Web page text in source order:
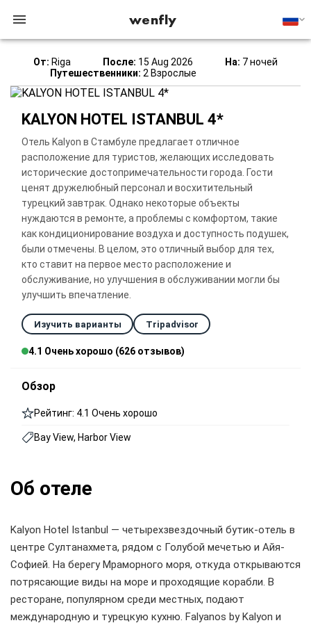
wenfly
От: Riga После: 15 Aug 2026 На: 7 ночей
Путешественники: 2 Взрослые
KALYON HOTEL ISTANBUL 4*
Отель Kalyon в Стамбуле предлагает отличное
расположение для туристов, желающих исследовать
исторические достопримечательности города. Гости
ценят дружелюбный персонал и восхитительный
турецкий завтрак. Однако некоторые объекты
нуждаются в ремонте, а проблемы с комфортом, такие
как кондиционирование воздуха и доступность подушек,
были отмечены. В целом, это отличный выбор для тех,
кто ставит на первое место расположение и
обслуживание, но улучшения в обслуживании могли бы
улучшить впечатление.
Изучить варианты Tripadvisor
4.1 Очень хорошо (626 отзывов)
Обзор
Рейтинг: 4.1 Очень хорошо
Bay View, Harbor View
Об отеле
Kalyon Hotel Istanbul — четырехзвездочный бутик-отель в
центре Султанахмета, рядом с Голубой мечетью и Айя-
Софией. На берегу Мраморного моря, откуда открываются
потрясающие виды на море и проходящие корабли. В
ресторане, популярном среди местных, подают
международную и турецкую кухню. Falyanos by Kalyon и